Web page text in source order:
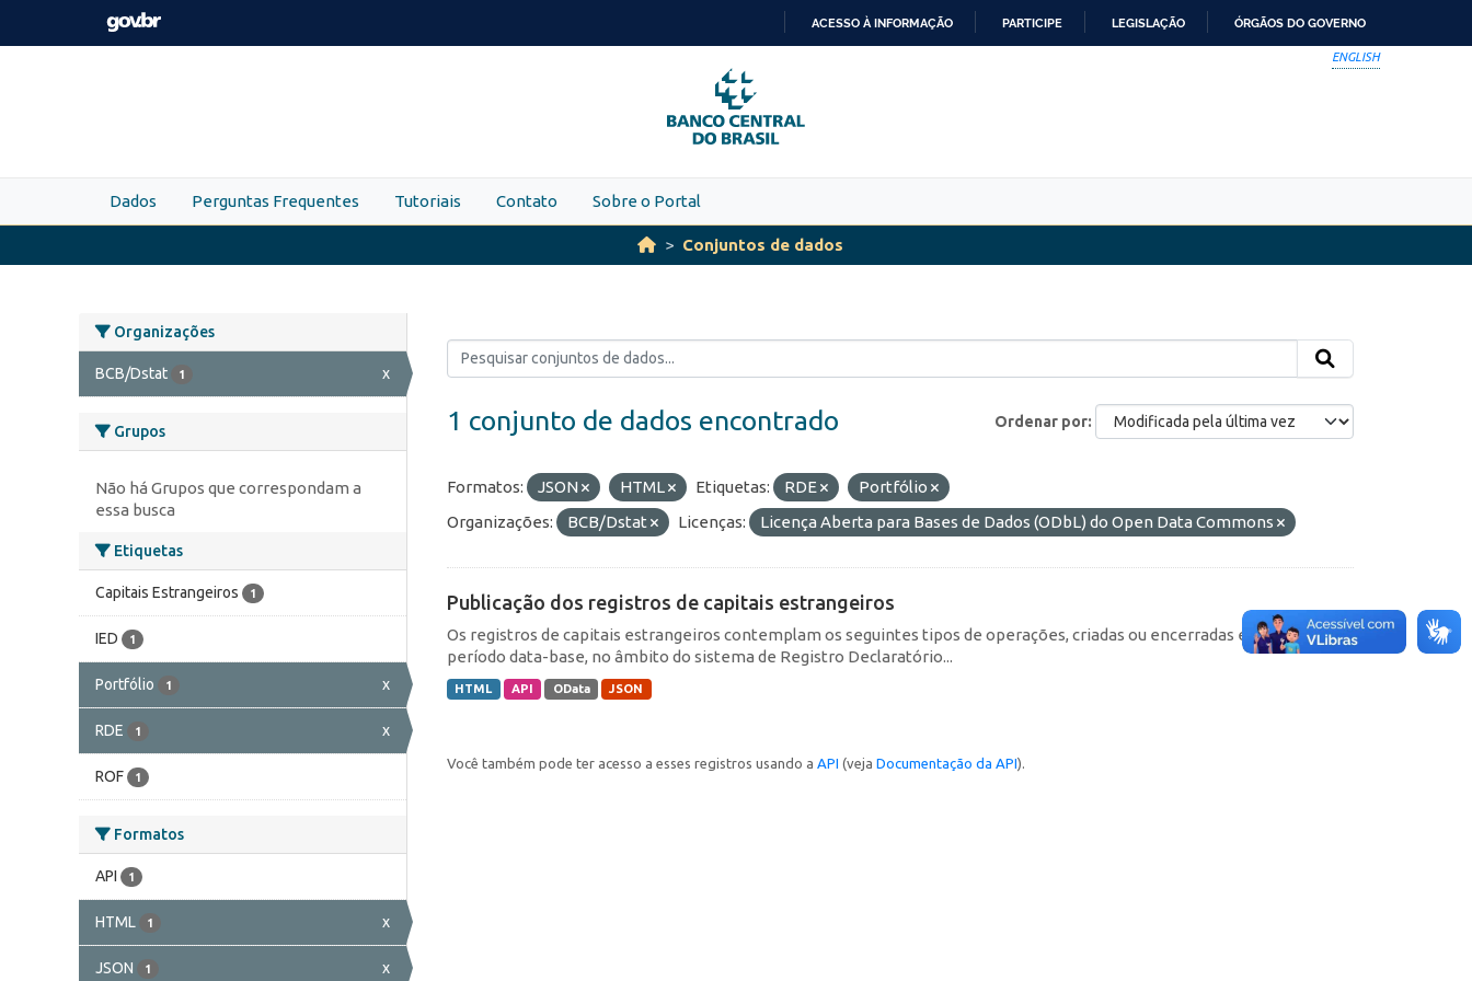
Skip to main content
PARA
O
CONTEÚDO
ACESSO À INFORMAÇÃO PARTICIPE LEGISLAÇÃO ÓRGÃOS DO GOVERNO
ENGLISH
Dados Perguntas Frequentes Tutoriais Contato Sobre o Portal
Conjuntos de dados
Organizações
BCB/Dstat 1 x
Grupos
Não há Grupos que correspondam a
essa busca
Etiquetas
Capitais Estrangeiros 1
IED 1
Portfólio 1 x
RDE 1 x
ROF 1
Formatos
API 1
HTML 1 x
JSON 1 x
Ordenar por
1 conjunto de dados encontrado
Formatos: JSON HTML Etiquetas: RDE
Portfólio
Organizações:
BCB/Dstat Licenças: Licença Aberta para Bases de Dados (ODbL) do Open Data Commons
Publicação dos registros de capitais estrangeiros
Os registros de capitais estrangeiros contemplam os seguintes tipos de operações, criadas ou encerradas em cada
período data-base, no âmbito do sistema de Registro Declaratório...
HTML API OData JSON
Você também pode ter acesso a esses registros usando a API (veja Documentação da API).